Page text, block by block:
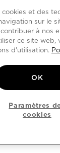
et des
sur le
à nos
ce site web,
d'utilisation.
OK
Paramètres
cookies